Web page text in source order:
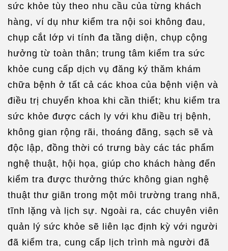
sức khỏe tùy theo nhu cầu của từng khách
hàng, ví dụ như kiểm tra nội soi không đau,
chụp cắt lớp vi tính đa tầng diện, chụp cộng
hưởng từ toàn thân; trung tâm kiểm tra sức
khỏe cung cấp dịch vụ đăng ký thăm khám
chữa bệnh ở tất cả các khoa của bệnh viện và
điều trị chuyển khoa khi cần thiết; khu kiểm tra
sức khỏe được cách ly với khu điều trị bệnh,
không gian rộng rãi, thoáng đãng, sạch sẽ và
độc lập, đồng thời có trưng bày các tác phẩm
nghệ thuật, hội họa, giúp cho khách hàng đến
kiểm tra được thưởng thức không gian nghệ
thuật thư giãn trong một môi trường trang nhã,
tĩnh lặng và lịch sự. Ngoài ra, các chuyên viên
quản lý sức khỏe sẽ liên lạc định kỳ với người
đã kiểm tra, cung cấp lịch trình mà người đã